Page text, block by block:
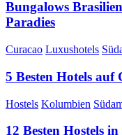
Bungalows
Paradies
Curacao Luxushotels
5 Besten Hotels auf
Hostels Kolumbien
12 Besten Hostels